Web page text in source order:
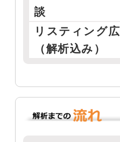
談
リスティング
（解析込み）